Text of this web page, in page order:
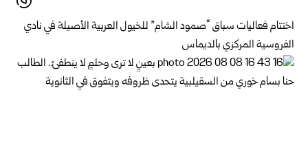
اختتام فعاليات سباق “صمود الشام” للخيول العربية الأصيلة في نادي
الفروسية المركزي بالديماس